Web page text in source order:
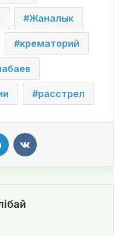
Жаналык
крематорий
расстрел